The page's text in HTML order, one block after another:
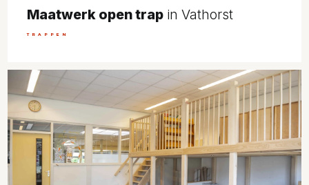
Maatwerk open trapin Vathorst
TRAPPEN